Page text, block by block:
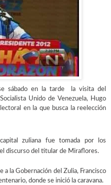
sábado en la tarde la visita del
Unido de Venezuela, Hugo
en la que busca la reelección
zuliana fue tomada por los
discurso del titular de Miraflores.
a la Gobernación del Zulia, Francisco
donde se inició la caravana.